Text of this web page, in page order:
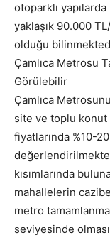
otoparklı
yaklaşık 90.000
olduğu
Çamlıca Metrosu
Görülebilir
Çamlıca
site ve toplu
fiyatlarında %10-
kısımlarında
mahallelerin
metro
seviyesinde